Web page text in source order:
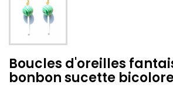
Boucles d'oreilles
bonbon sucette